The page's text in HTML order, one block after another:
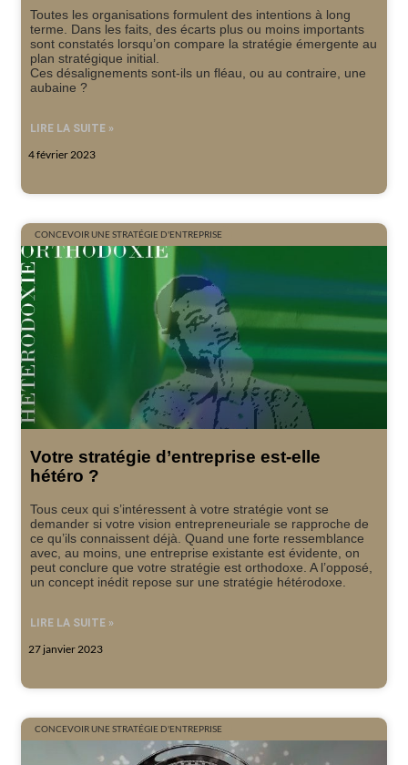
Toutes les organisations formulent des intentions à long
terme. Dans les faits, des écarts plus ou moins importants
sont constatés lorsqu’on compare la stratégie émergente au
plan stratégique initial.
Ces désalignements sont-ils un fléau, ou au contraire, une
aubaine ?
LIRE LA SUITE »
4 février 2023
CONCEVOIR UNE STRATÉGIE D'ENTREPRISE
Votre stratégie d’entreprise est-elle
hétéro ?
Tous ceux qui s’intéressent à votre stratégie vont se
demander si votre vision entrepreneuriale se rapproche de
ce qu’ils connaissent déjà. Quand une forte ressemblance
avec, au moins, une entreprise existante est évidente, on
peut conclure que votre stratégie est orthodoxe. A l’opposé,
un concept inédit repose sur une stratégie hétérodoxe.
LIRE LA SUITE »
27 janvier 2023
CONCEVOIR UNE STRATÉGIE D'ENTREPRISE